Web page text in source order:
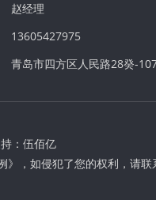
赵经理
13605427975
青岛市四方区人民路28癸-
： 伍佰亿
，如侵犯了您的权利，请联